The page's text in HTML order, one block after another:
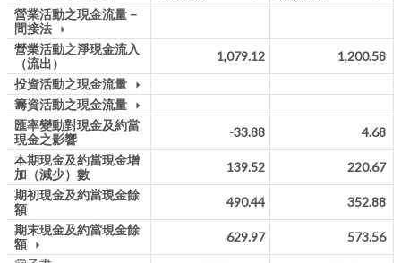
營業活動之現金流量－
間接法 arrow_drop_down
營業活動之淨現金流入
（流出）
1,079.12
1,200.58
投資活動之現金流量 arrow_drop_down
籌資活動之現金流量 arrow_drop_down
匯率變動對現金及約當
現金之影響
-33.88
4.68
本期現金及約當現金增
加（減少）數
139.52
220.67
期初現金及約當現金餘
額
490.44
352.88
期末現金及約當現金餘
額 arrow_drop_down
629.97
573.56